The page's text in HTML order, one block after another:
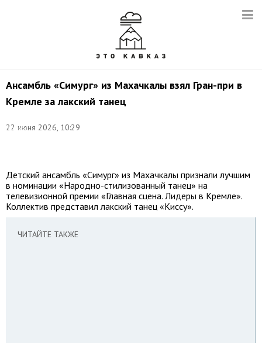
Ансамбль «Симург» из Махачкалы взял Гран-при в
Кремле за лакский танец
22 июня 2026, 10:29
служба
Детский ансамбль «Симург» из Махачкалы признали лучшим
в номинации «Народно-стилизованный танец» на
телевизионной премии «Главная сцена. Лидеры в Кремле».
Коллектив представил лакский танец «Киссу».
ЧИТАЙТЕ ТАКЖЕ